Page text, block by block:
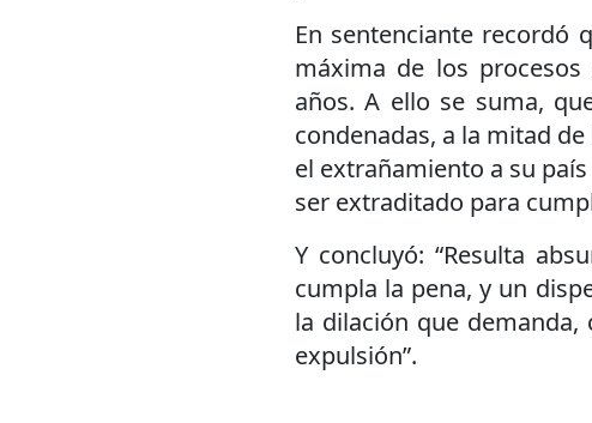
En sentenciante recordó
máxima de los
años. A ello se suma,
condenadas, a la mitad
el extrañamiento a su
ser extraditado para
Y concluyó: “Resulta
cumpla la pena, y un
la dilación que
expulsión”.